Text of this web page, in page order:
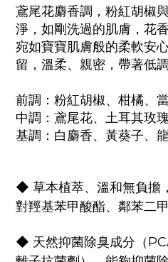
鳶尾花麝香調，粉紅胡椒
淨，如剛洗過的肌膚，花
宛如寶寶肌膚般的柔軟安
留，溫柔、親密，帶著低
前調：粉紅胡椒、柑橘、
中調：鳶尾花、土耳其玫
基調：白麝香、黃葵子、
◆ 草本植萃、溫和無負擔
對羥基苯甲酸酯、鄰苯二
◆ 天然抑菌除臭成分（